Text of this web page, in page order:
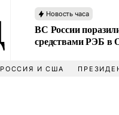
Новость часа
ВС России
средствами РЭБ в
РОССИЯ И США